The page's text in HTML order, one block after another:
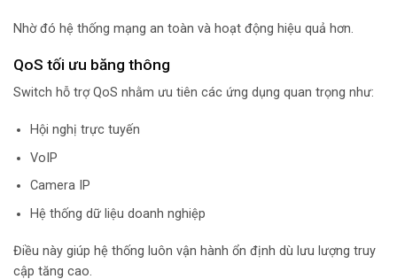
Nhờ đó hệ thống mạng an toàn và hoạt động hiệu quả hơn.
QoS tối ưu băng thông
Switch hỗ trợ QoS nhằm ưu tiên các ứng dụng quan trọng như:
Hội nghị trực tuyến
VoIP
Camera IP
Hệ thống dữ liệu doanh nghiệp
Điều này giúp hệ thống luôn vận hành ổn định dù lưu lượng truy
cập tăng cao.